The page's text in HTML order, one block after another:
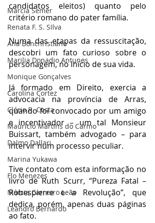
Marcia Semer
Renata F. S. SIlva
Ana Bonchristiano
Marilia Donadio Antunes
Monique Gonçalves
Carolina Cortez
Clério R. Costa
Maurício Martins do Carmo
Dalmo Dallari
Marina Yukawa
Flo Menezes
Márcia Carneiro Leão
Leandro Bernardo
candidatos eleitos) quanto pelo
critério romano do pater família.
Numa das etapas da ressuscitação,
descobri um fato curioso sobre o
personagem, no início de sua vida.
Já formado em Direito, exercia a
advocacia na província de Arras,
quando foi convocado por um amigo
e incentivador – um tal Monsieur
Buissart, também advogado – para
intervir num processo peculiar.
Tive contato com esta informação no
livro de Ruth Scurr, “Pureza Fatal –
Robespierre e a Revolução”, que
dedica, porém, apenas duas páginas
ao fato.